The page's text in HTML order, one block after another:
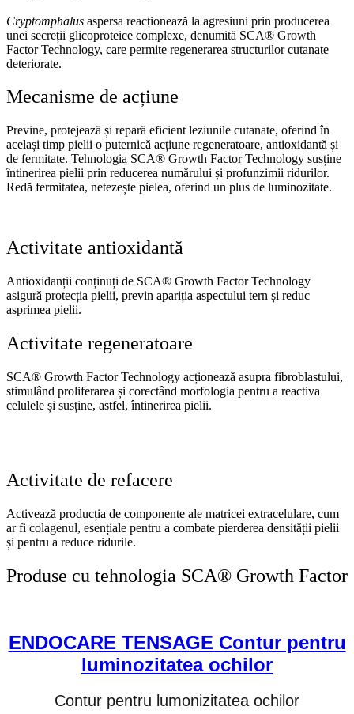
Cryptomphalus aspersa reacționează la agresiuni prin producerea
unei secreții glicoproteice complexe, denumită SCA® Growth
Factor Technology, care permite regenerarea structurilor cutanate
deteriorate.
Mecanisme de acțiune
Previne, protejează și repară eficient leziunile cutanate, oferind în
același timp pielii o puternică acțiune regeneratoare, antioxidantă și
de fermitate. Tehnologia SCA® Growth Factor Technology susține
întinerirea pielii prin reducerea numărului și profunzimii ridurilor.
Redă fermitatea, netezește pielea, oferind un plus de luminozitate.
Activitate antioxidantă
Antioxidanții conținuți de SCA® Growth Factor Technology
asigură protecția pielii, previn apariția aspectului tern și reduc
asprimea pielii.
Activitate regeneratoare
SCA® Growth Factor Technology acționează asupra fibroblastului,
stimulând proliferarea și corectând morfologia pentru a reactiva
celulele și susține, astfel, întinerirea pielii.
Activitate de refacere
Activează producția de componente ale matricei extracelulare, cum
ar fi colagenul, esențiale pentru a combate pierderea densității pielii
și pentru a reduce ridurile.
Produse cu tehnologia SCA® Growth Factor
ENDOCARE TENSAGE Contur pentru
luminozitatea ochilor
Contur pentru lumonizitatea ochilor